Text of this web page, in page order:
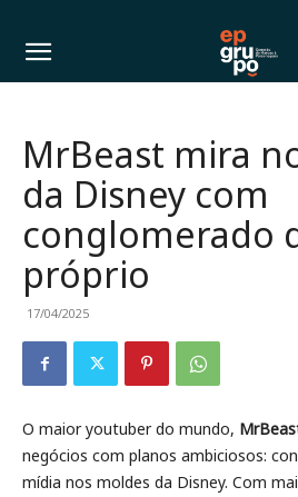
MrBeast mira
da Disney com
conglomerado
próprio
17/04/2025
O maior youtuber do mundo,
negócios com planos ambiciosos:
mídia nos moldes da Disney. Com